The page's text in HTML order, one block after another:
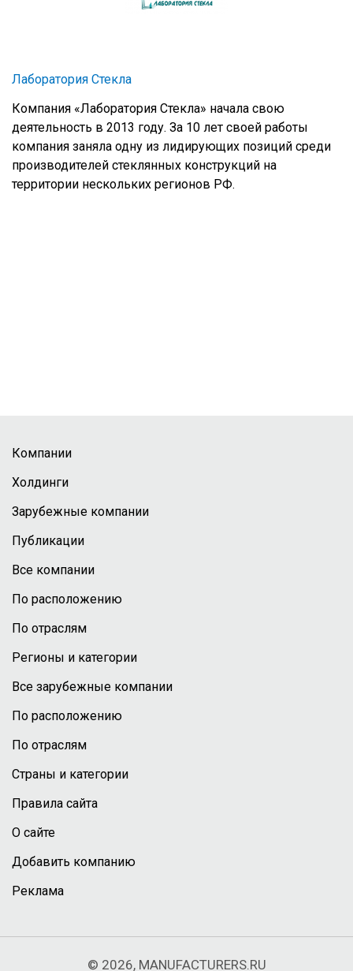
Лаборатория Стекла
Компания «Лаборатория Стекла» начала свою
деятельность в 2013 году. За 10 лет своей работы
компания заняла одну из лидирующих позиций среди
производителей стеклянных конструкций на
территории нескольких регионов РФ.
Компании
Холдинги
Зарубежные компании
Публикации
Все компании
По расположению
По отраслям
Регионы и категории
Все зарубежные компании
По расположению
По отраслям
Страны и категории
Правила сайта
О сайте
Добавить компанию
Реклама
© 2026, MANUFACTURERS.RU